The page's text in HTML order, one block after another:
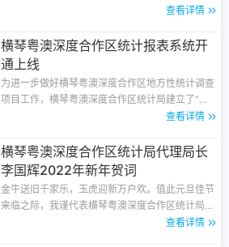
则衔接、产业分类标准、行业增加值核算方法、交
共识，成效显著。
查看详情
横琴粤澳深度合作区统计报表系统开
通上线
为进一步做好横琴粤澳深度合作区地方性统计调查
项目工作，横琴粤澳深度合作区统计局建立了“横
琴粤澳深度合作区统计报表系统”，通过互联网完
报表任务。
查看详情
横琴粤澳深度合作区统计局代理局长
李国辉2022年新年贺词
金牛送旧千家乐，玉虎迎新万户欢。值此元旦佳节
来临之际，我谨代表横琴粤澳深度合作区统计局向
奋斗在统计战线上的广大统计工作者，向全区人民
查看详情